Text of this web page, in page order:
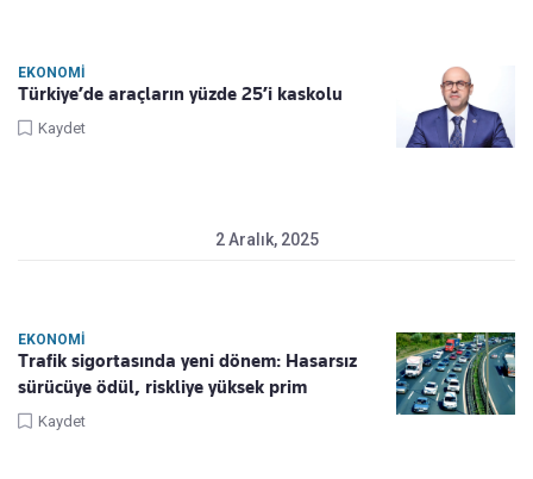
EKONOMI
Türkiye’de araçların yüzde 25’i kaskolu
Kaydet
2 Aralık, 2025
EKONOMI
Trafik sigortasında yeni dönem: Hasarsız
sürücüye ödül, riskliye yüksek prim
Kaydet